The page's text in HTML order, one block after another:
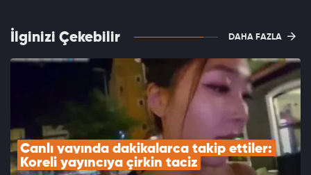
İlginizi Çekebilir DAHA FAZLA
Canlı yayında dakikalarca takip ettiler:
Koreli yayıncıya çirkin taciz